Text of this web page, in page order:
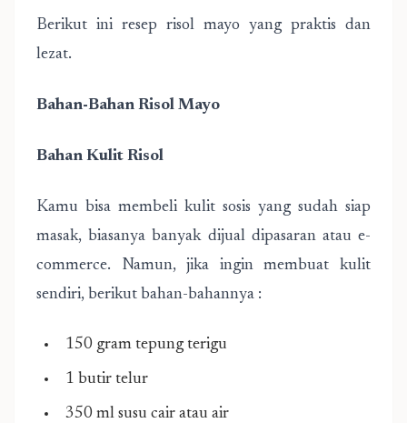
Berikut ini resep risol mayo yang praktis dan
lezat.
Bahan-Bahan Risol Mayo
Bahan Kulit Risol
Kamu bisa membeli kulit sosis yang sudah siap
masak, biasanya banyak dijual dipasaran atau e-
commerce. Namun, jika ingin membuat kulit
sendiri, berikut bahan-bahannya :
150 gram tepung terigu
1 butir telur
350 ml susu cair atau air